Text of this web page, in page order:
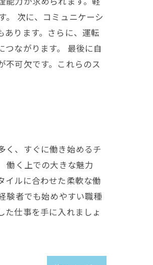
。 次に、コミュニケーシ
あります。さらに、運転
ながります。 最後に自
不可欠です。これらのス
く、すぐに働き始めるチ
働く上での大きな魅力
イルに合わせた柔軟な働
験者でも始めやすい職種
仕事を手に入れましょ